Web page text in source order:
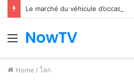
Le marché du véhicule d’occasion
Menu
NowTV
Home / โลก